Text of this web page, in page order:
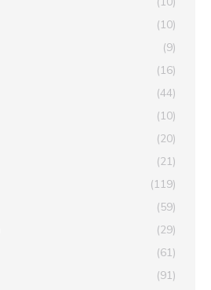
(10)
(9)
(16)
(44)
(10)
(20)
(21)
(119)
(59)
(29)
(61)
(91)